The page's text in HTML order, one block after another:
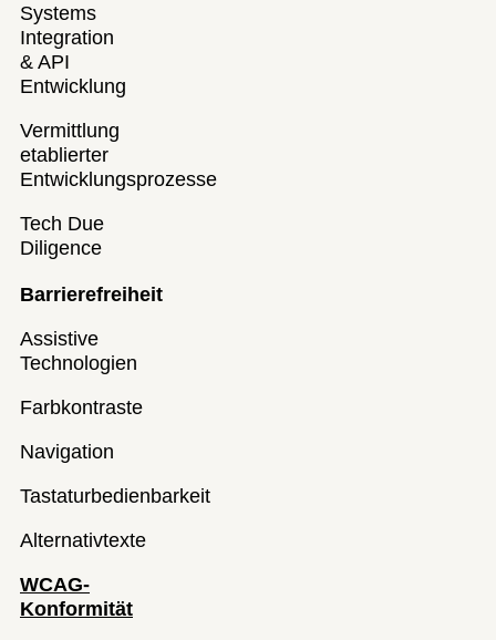
Systems
Integration
& API
Entwicklung
Vermittlung
etablierter
Entwicklungsprozesse
Tech Due
Diligence
Barrierefreiheit
Assistive
Technologien
Farbkontraste
Navigation
Tastaturbedienbarkeit
Alternativtexte
WCAG-
Konformität